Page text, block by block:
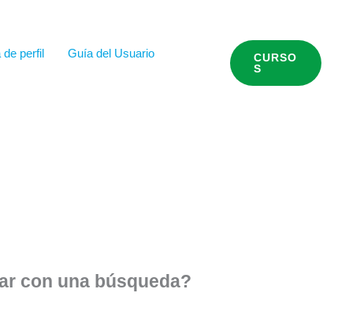
de perfil
Guía del Usuario
CURSO
S
con una búsqueda?